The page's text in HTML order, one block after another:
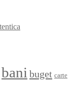
bani buget carte